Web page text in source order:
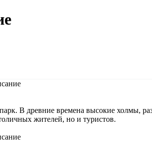
В древние времена высокие холмы,
жителей, но и туристов.